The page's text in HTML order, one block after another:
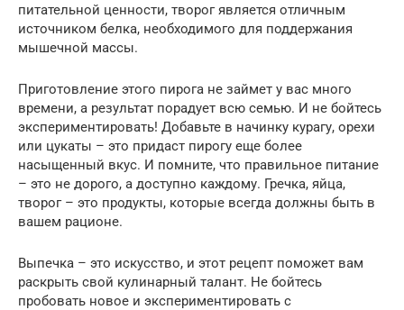
питательной ценности, творог является отличным
источником белка, необходимого для поддержания
мышечной массы.
Приготовление этого пирога не займет у вас много
времени, а результат порадует всю семью. И не бойтесь
экспериментировать! Добавьте в начинку курагу, орехи
или цукаты – это придаст пирогу еще более
насыщенный вкус. И помните, что правильное питание
– это не дорого, а доступно каждому. Гречка, яйца,
творог – это продукты, которые всегда должны быть в
вашем рационе.
Выпечка – это искусство, и этот рецепт поможет вам
раскрыть свой кулинарный талант. Не бойтесь
пробовать новое и экспериментировать с